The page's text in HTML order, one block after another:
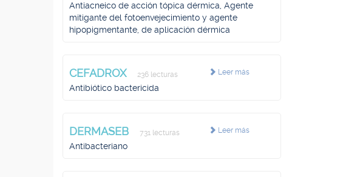
Antiacneico de acción tópica dérmica, Agente
mitigante del fotoenvejecimiento y agente
hipopigmentante, de aplicación dérmica
Leer más
CEFADROX 236 lecturas
Antibiótico bactericida
Leer más
DERMASEB 731 lecturas
Antibacteriano